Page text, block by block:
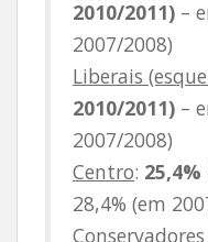
2010/2011) –
2007/2008)
Liberais
2010/2011) –
2007/2008)
Centro:
28,4% (em